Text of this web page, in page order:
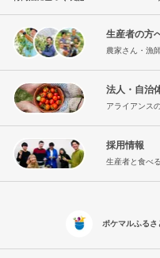
生産者の方
農家さん・漁
法人・自治
アライアンス
採用情報
生産者と食べ
ポケマルふるさ